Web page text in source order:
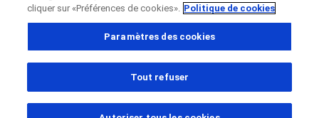
What is the liver?
The liver is the largest internal organ and has several
important jobs, including:[1]
Pays
France, selected
Prénom
Nom de famille
cliquer sur «Préférences de cookies». Politique de cookies
Paramètres des cookies
Tout refuser